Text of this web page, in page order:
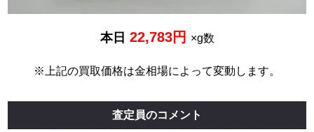
本日 22,783円 ×g数
※上記の買取価格は金相場によって変動します。
査定員のコメント